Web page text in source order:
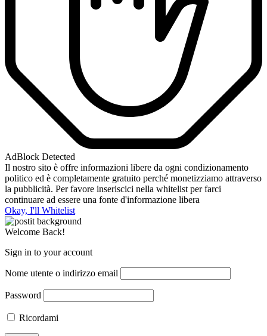
AdBlock Detected
Il nostro sito è offre informazioni libere da ogni condizionamento
politico ed è completamente gratuito perché monetizziamo attraverso
la pubblicità. Per favore inseriscici nella whitelist per farci
continuare ad essere una fonte d'informazione libera
Okay, I'll Whitelist
Welcome Back!
Sign in to your account
Nome utente o indirizzo email
Password
Ricordami